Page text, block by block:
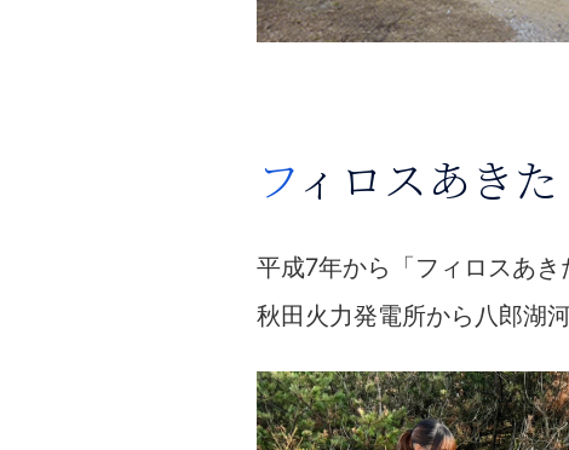
フィロスあきた
平成7年から「フィロスあき
秋田火力発電所から八郎湖